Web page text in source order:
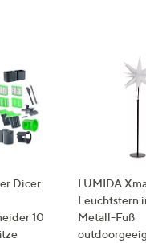
Dicer
10
LUMIDA
Leuchtstern
Metall-Fuß